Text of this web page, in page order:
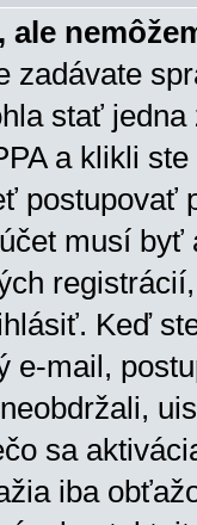
ale
zadávate
stať
a klikli
postupovať
musí
Keď
e-mail,
sa
iba